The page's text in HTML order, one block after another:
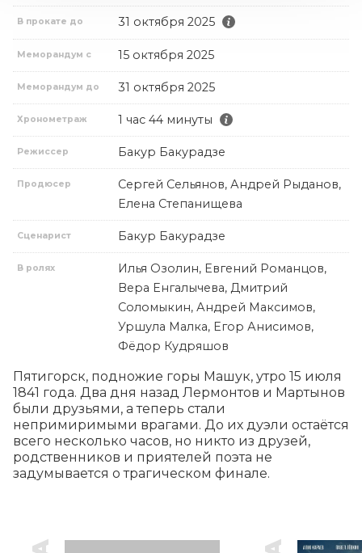
В прокате до 31 октября 2025
Меморандум с 15 октября 2025
Меморандум до 31 октября 2025
Хронометраж 1 час 44 минуты
Режиссер Бакур Бакурадзе
Продюсер
Сергей Сельянов, Андрей Рыданов,
Елена Степанищева
Сценарист Бакур Бакурадзе
В ролях
Илья Озолин, Евгений Романцов,
Вера Енгалычева, Дмитрий
Соломыкин, Андрей Максимов,
Уршула Малка, Егор Анисимов,
Фёдор Кудряшов
Пятигорск, подножие горы Машук, утро 15 июля
1841 года. Два дня назад Лермонтов и Мартынов
были друзьями, а теперь стали
непримиримыми врагами. До их дуэли остаётся
всего несколько часов, но никто из друзей,
родственников и приятелей поэта не
задумывается о трагическом финале.